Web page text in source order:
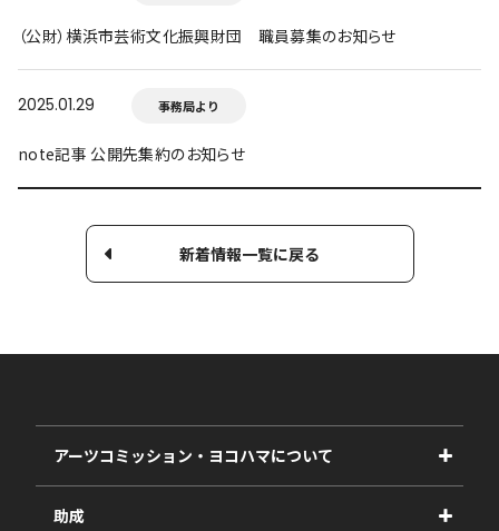
（公財）横浜市芸術文化振興財団 職員募集のお知らせ
2025.01.29 事務局より
note記事 公開先集約のお知らせ
新着情報一覧に戻る
アーツコミッション・ヨコハマについて
事業紹介
助成